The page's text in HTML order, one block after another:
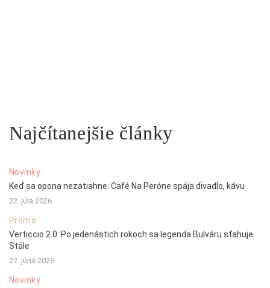
Najčítanejšie články
Novinky
Keď sa opona nezatiahne: Café Na Peróne spája divadlo, kávu
22. júla 2026
Promo
Verticcio 2.0: Po jedenástich rokoch sa legenda Bulváru sťahuje.
Stále
22. júna 2026
Novinky